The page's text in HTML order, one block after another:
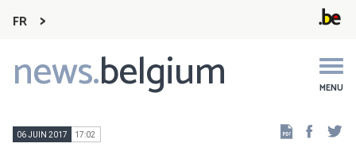
FR
news.belgium MENU
Main
navigation
06 JUIN 2017 17:02